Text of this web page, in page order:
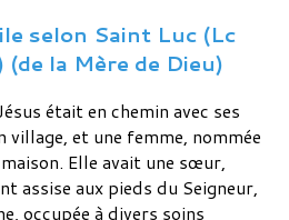
selon Saint Luc (Lc
la Mère de Dieu)
était en chemin avec ses
et une femme, nommée
Elle avait une sœur,
assise aux pieds du Seigneur,
occupée à divers soins